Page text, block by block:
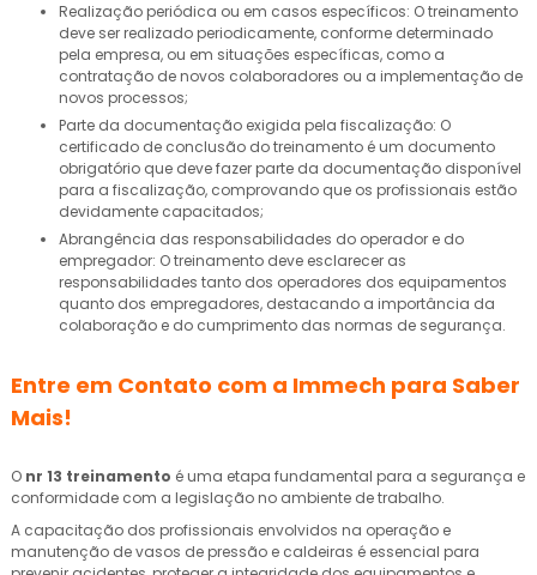
Realização periódica ou em casos específicos: O treinamento
deve ser realizado periodicamente, conforme determinado
pela empresa, ou em situações específicas, como a
contratação de novos colaboradores ou a implementação de
novos processos;
Parte da documentação exigida pela fiscalização: O
certificado de conclusão do treinamento é um documento
obrigatório que deve fazer parte da documentação disponível
para a fiscalização, comprovando que os profissionais estão
devidamente capacitados;
Abrangência das responsabilidades do operador e do
empregador: O treinamento deve esclarecer as
responsabilidades tanto dos operadores dos equipamentos
quanto dos empregadores, destacando a importância da
colaboração e do cumprimento das normas de segurança.
Entre em Contato com a Immech para Saber
Mais!
O nr 13 treinamento é uma etapa fundamental para a segurança e
conformidade com a legislação no ambiente de trabalho.
A capacitação dos profissionais envolvidos na operação e
manutenção de vasos de pressão e caldeiras é essencial para